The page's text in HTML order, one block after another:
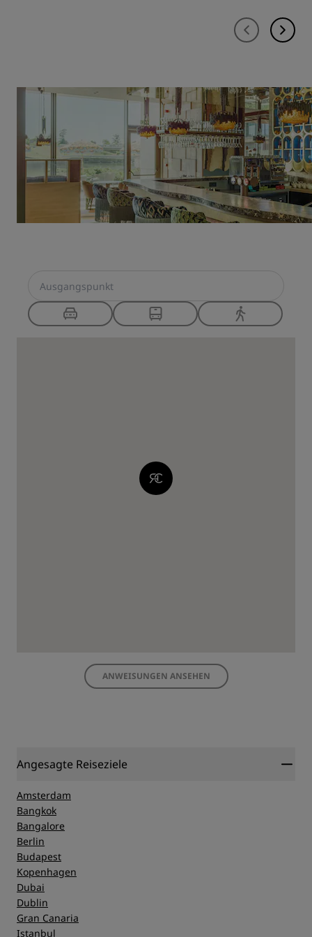
ANWEISUNGEN ANSEHEN
Angesagte Reiseziele
Amsterdam
Bangkok
Bangalore
Berlin
Budapest
Kopenhagen
Dubai
Dublin
Gran Canaria
Istanbul